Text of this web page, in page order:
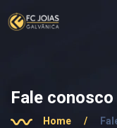
Fale conosco
Home /